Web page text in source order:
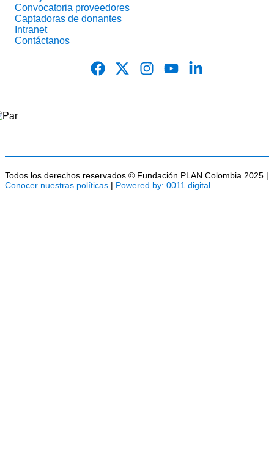
Convocatoria proveedores
Captadoras de donantes
Intranet
Contáctanos
Todos los derechos reservados © Fundación PLAN Colombia 2025 |
Conocer nuestras políticas | Powered by: 0011.digital